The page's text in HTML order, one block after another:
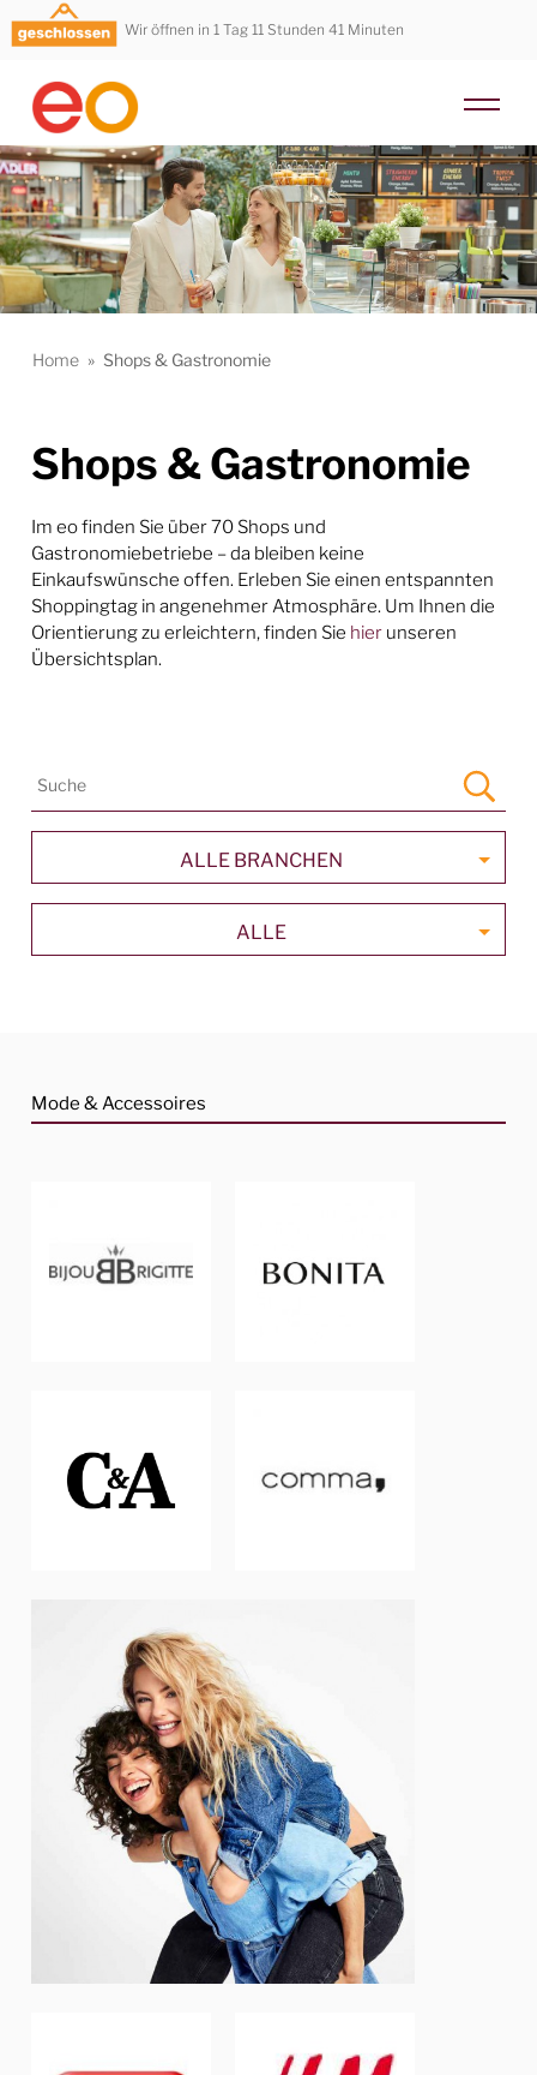
Wir öffnen in 1 Tag 11 Stunden 41 Minuten
Home » Shops & Gastronomie
Shops & Gastronomie
Im eo finden Sie über 70 Shops und
Gastronomiebetriebe – da bleiben keine
Einkaufswünsche offen. Erleben Sie einen entspannten
Shoppingtag in angenehmer Atmosphäre. Um Ihnen die
Orientierung zu erleichtern, finden Sie hier unseren
Übersichtsplan.
ALLE BRANCHEN
ALLE
Mode & Accessoires